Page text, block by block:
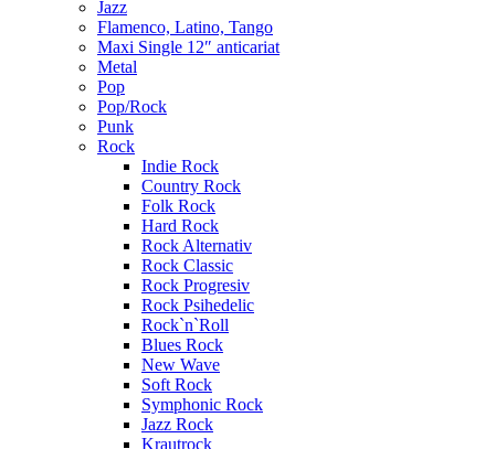
Jazz
Flamenco, Latino, Tango
Maxi Single 12″ anticariat
Metal
Pop
Pop/Rock
Punk
Rock
Indie Rock
Country Rock
Folk Rock
Hard Rock
Rock Alternativ
Rock Classic
Rock Progresiv
Rock Psihedelic
Rock`n`Roll
Blues Rock
New Wave
Soft Rock
Symphonic Rock
Jazz Rock
Krautrock